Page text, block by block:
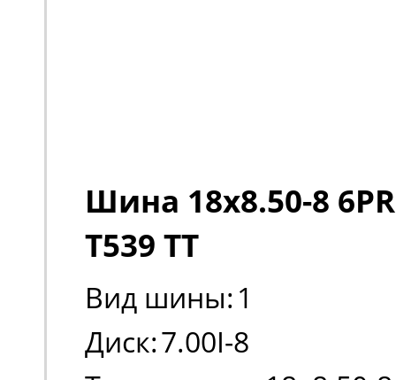
Шина 18x8.50-8
T539 TT
Вид шины: 1
Диск:7.00I-8